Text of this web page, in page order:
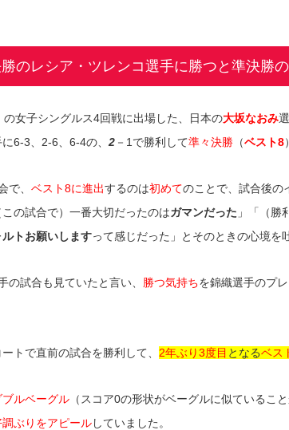
のレシア・ツレンコ選手に勝つと準決勝
女子シングルス4回戦に出場した、日本の大坂なおみ
6-3、2-6、6-4の、 2 －1で勝利して準々決勝 （ベスト8
で、 ベスト8に進出するのは初めてのことで、試合後の
この試合で）一番大切だったのはガマンだった 」「（勝
トお願いしますって感じだった」とそのときの心境を
の試合も見ていたと言い、 勝つ気持ちを錦織選手のプ
トで直前の試合を勝利して、 2年ぶり3度目 となるベス
ブルベーグル （スコア0の形状がベーグルに似ているこ
調ぶりをアピールしていました。